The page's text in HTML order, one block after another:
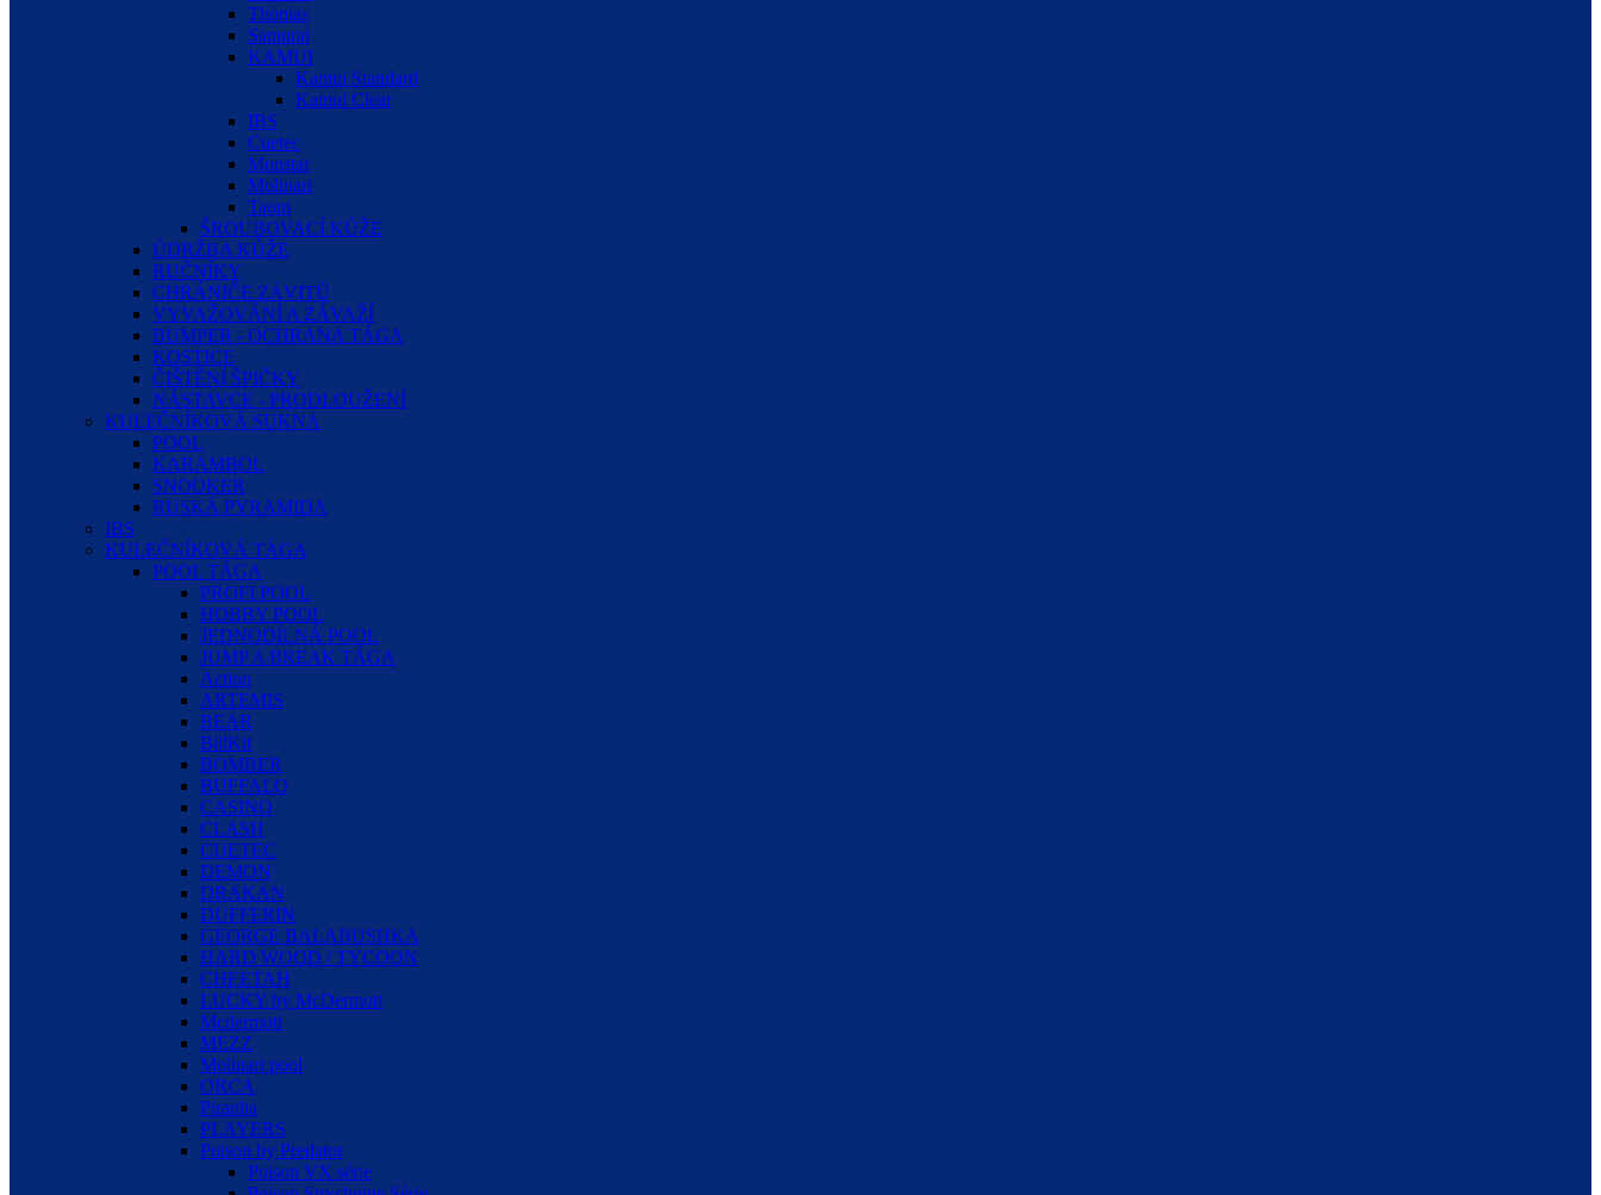
Thomas
Samurai
KAMUI
Kamui Standard
Kamui Clear
IBS
Cuetec
Monstar
Molinari
Taom
ŠROUBOVACÍ KŮŽE
ÚDRŽBA KŮŽE
RUČNÍKY
CHRÁNIČE ZÁVITŮ
VYVAŽOVÁNÍ A ZÁVAŽÍ
BUMPER - OCHRANA TÁGA
KOSTICE
ČIŠTĚNÍ ŠPIČKY
NÁSTAVCE - PRODLOUŽENÍ
KULEČNÍKOVÁ SUKNA
POOL
KARAMBOL
SNOOKER
RUSKÁ PYRAMIDA
IBS
KULEČNÍKOVÁ TÁGA
POOL TÁGA
PROFI POOL
HOBBY POOL
JEDNODÍLNÁ POOL
JUMP A BREAK TÁGA
Action
ARTEMIS
BEAR
BillKit
BOMBER
BUFFALO
CASINO
CLASH
CUETEC
DEMON
DRAKAN
DUFFERIN
GEORGE BALABUSHKA
HARD WOOD / TYCOON
CHEETAH
LUCKY by McDermott
Mcdermott
MEZZ
Molinari pool
ORCA
Piranha
PLAYERS
Poison by Predator
Poison VX série